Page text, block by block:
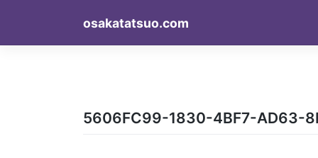
content
osakatatsuo.com
5606FC99-1830-4BF7-AD63-